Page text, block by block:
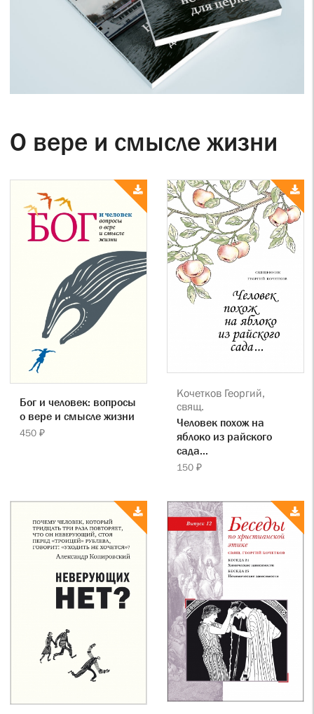
О вере и смысле жизни
Бог и человек: вопросы
о вере и смысле жизни
450 ₽
Кочетков Георгий,
свящ.
Человек похож на
яблоко из райского
сада...
150 ₽